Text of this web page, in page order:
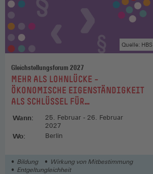
Gleichstellungsforum 2027
:MEHR ALS LOHNLÜCKE –
ÖKONOMISCHE EIGENSTÄNDIGKEIT
ALS SCHLÜSSEL FÜR
Quelle: HBS
Wann:
25. Februar - 26. Februar
2027
Wo: Berlin
Bildung
Wirkung von Mitbestimmung
Entgeltungleichheit